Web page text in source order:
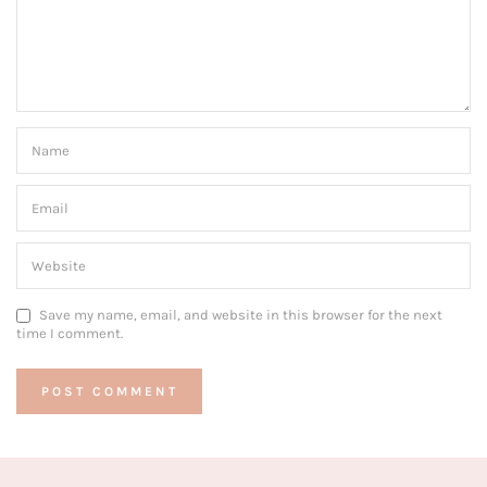
Save my name, email, and website in this browser for the next
time I comment.